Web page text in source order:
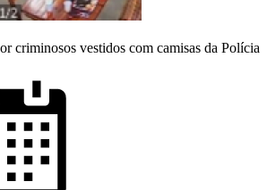
criminosos vestidos com camisas da Polícia